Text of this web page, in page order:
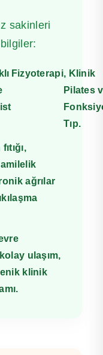
sakinleri
bilgiler:
Fizyoterapi, Klinik
Pilates
Tıp.
ağrılar
ulaşım,
klinik